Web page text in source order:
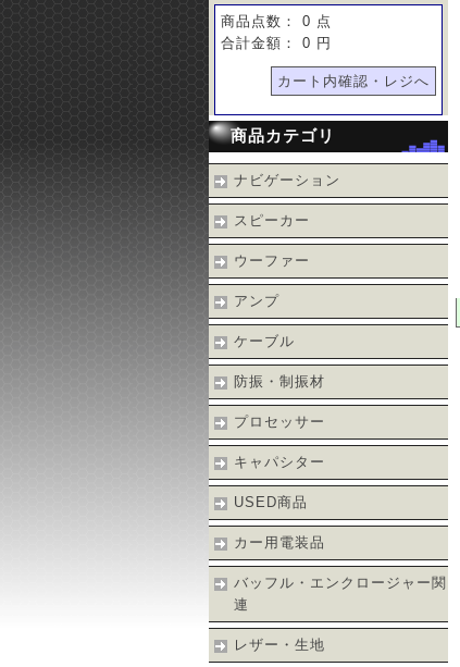
商品点数： 0 点
合計金額： 0 円
カート内確認・レジへ
商品カテゴリ
ナビゲーション
スピーカー
ウーファー
アンプ
ケーブル
防振・制振材
プロセッサー
キャパシター
USED商品
カー用電装品
バッフル・エンクロージャー関
連
レザー・生地